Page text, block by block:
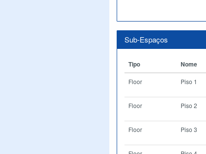
Sub-Espaços
Tipo Nome
Floor Piso 1
Floor Piso 2
Floor Piso 3